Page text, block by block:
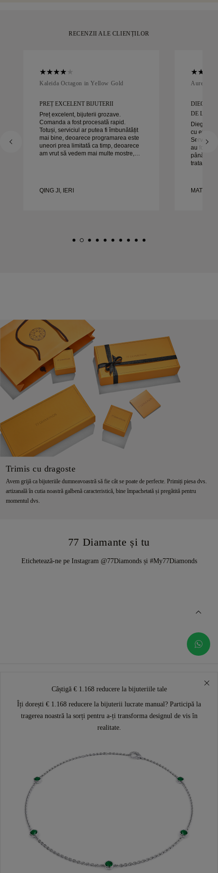
RECENZII ALE CLIENȚILOR
Kaleida Octagon in Yellow Gold
PREȚ EXCELENT BIJUTERII
Preț excelent, bijuterii grozave.
Comanda a fost procesată rapid.
Totuși, serviciul ar putea fi îmbunătățit
mai bine, deoarece programarea este
uneori prea limitată ca timp, deoarece
am vrut să vedem mai multe mostre,
QING JI, IERI
Aurelle in
DIEGO A
DE
Diego a
cu el
Serviciul
au fost
până la
tratat
frumoase
Trimis cu dragoste
Avem grijă ca bijuteriile dumneavoastră să fie cât se poate de perfecte. Primiți piesa dvs.
artizanală în cutia noastră galbenă caracteristică, bine împachetată și pregătită pentru
momentul dvs.
77 Diamante și tu
Etichetează-ne pe Instagram @77Diamonds și #My77Diamonds
Câștigă € 1.168 reducere la bijuteriile tale
Îți dorești € 1.168 reducere la bijuterii lucrate manual? Participă la
tragerea noastră la sorți pentru a-ți transforma designul de vis în
realitate.